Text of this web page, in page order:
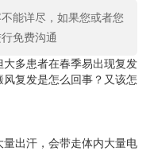
能详尽，如果您或者您
免费沟通
多患者在春季易出现复发
复发是怎么回事？又该怎
出汗，会带走体内大量电